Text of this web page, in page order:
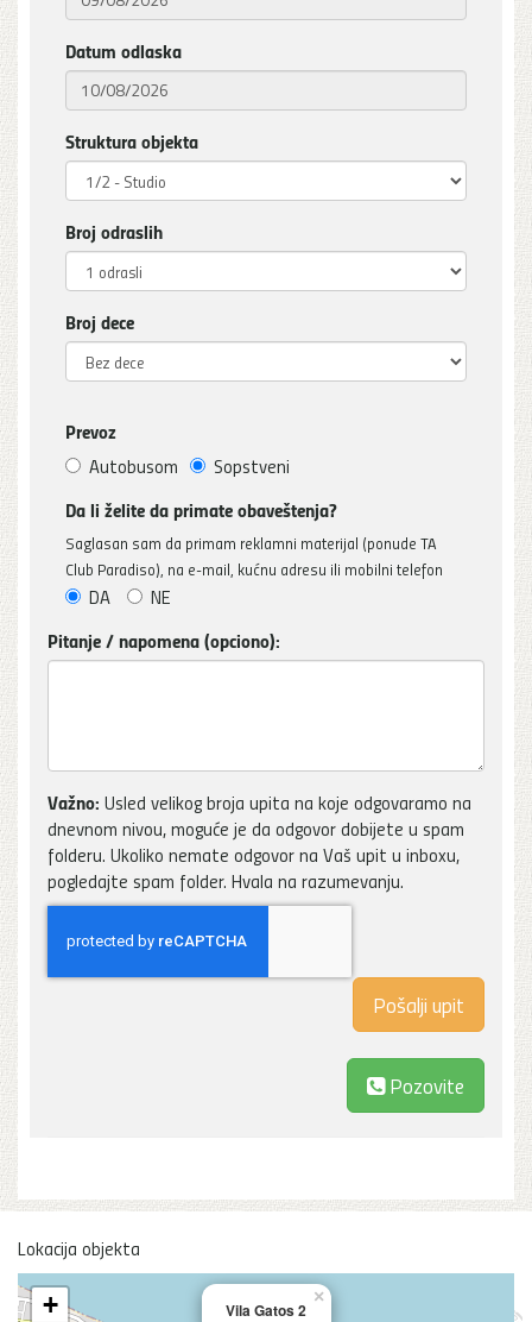
Datum odlaska
Struktura objekta
Broj odraslih
Broj dece
Prevoz
Autobusom Sopstveni
Da li želite da primate obaveštenja?
Saglasan sam da primam reklamni materijal (ponude TA
Club Paradiso), na e-mail, kućnu adresu ili mobilni telefon
DA NE
Pitanje / napomena (opciono):
Važno: Usled velikog broja upita na koje odgovaramo na
dnevnom nivou, moguće je da odgovor dobijete u spam
folderu. Ukoliko nemate odgovor na Vaš upit u inboxu,
pogledajte spam folder. Hvala na razumevanju.
Pozovite
Lokacija objekta
Vila Gatos 2
×
+